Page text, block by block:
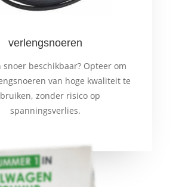
verlengsnoeren
snoer beschikbaar? Opteer om
van hoge kwaliteit te
zonder risico op
spanningsverlies.